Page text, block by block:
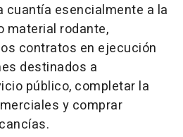
cuantía esencialmente a la
material rodante,
contratos en ejecución
destinados a
público, completar la
y comprar